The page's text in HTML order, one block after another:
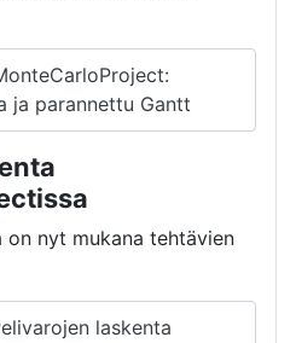
ja parannettu Gantt
on nyt mukana tehtävien
laskenta